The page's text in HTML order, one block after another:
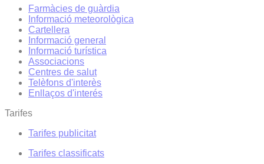
Farmàcies de guàrdia
Informació meteorològica
Cartellera
Informació general
Informació turística
Associacions
Centres de salut
Telèfons d'interès
Enllaços d'interés
Tarifes
Tarifes publicitat
Tarifes classificats